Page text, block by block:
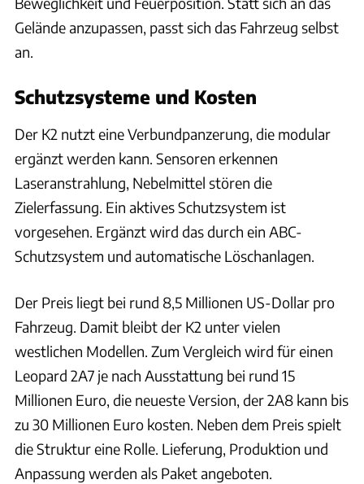
Gelände anzupassen, passt sich das Fahrzeug selbst
an.
Schutzsysteme und Kosten
Der K2 nutzt eine Verbundpanzerung, die modular
ergänzt werden kann. Sensoren erkennen
Laseranstrahlung, Nebelmittel stören die
Zielerfassung. Ein aktives Schutzsystem ist
vorgesehen. Ergänzt wird das durch ein ABC-
Schutzsystem und automatische Löschanlagen.
Der Preis liegt bei rund 8,5 Millionen US-Dollar pro
Fahrzeug. Damit bleibt der K2 unter vielen
westlichen Modellen. Zum Vergleich wird für einen
Leopard 2A7 je nach Ausstattung bei rund 15
Millionen Euro, die neueste Version, der 2A8 kann bis
zu 30 Millionen Euro kosten. Neben dem Preis spielt
die Struktur eine Rolle. Lieferung, Produktion und
Anpassung werden als Paket angeboten.